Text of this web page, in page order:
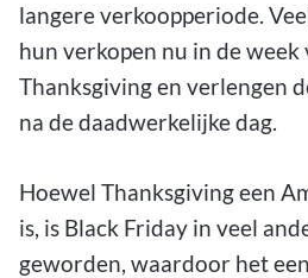
langere verkoopperiode.
hun verkopen nu in de
Thanksgiving en verlengen
na de daadwerkelijke dag.
Hoewel Thanksgiving een
is, is Black Friday in veel
geworden, waardoor het